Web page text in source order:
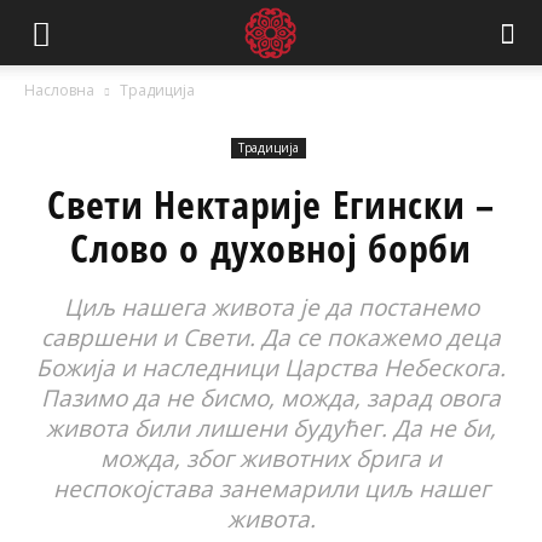
Насловна Традиција
Традиција
Свети Нектарије Егински –
Слово о духовној борби
Циљ нашега живота је да постанемо
савршени и Свети. Да се покажемо деца
Божија и наследници Царства Небескога.
Пазимо да не бисмо, можда, зарад овога
живота били лишени будућег. Да не би,
можда, због животних брига и
неспокојстава занемарили циљ нашег
живота.